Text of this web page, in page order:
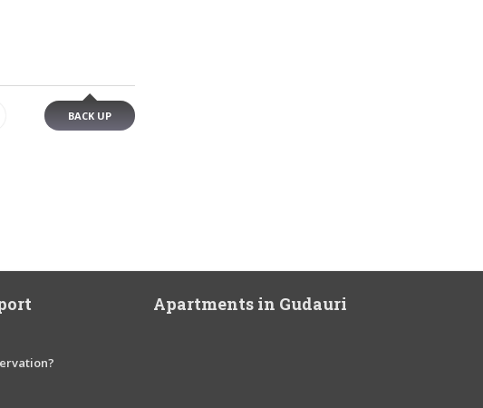
BACK UP
Apartments in Gudauri